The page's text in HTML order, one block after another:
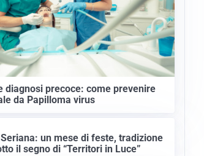
diagnosi precoce: come prevenire
da Papilloma virus
un mese di feste, tradizione
il segno di “Territori in Luce”